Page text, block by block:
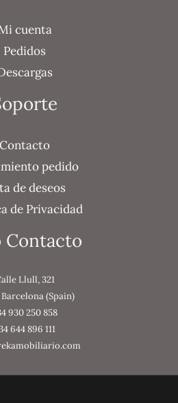
cuenta
Pedidos
Contacto
pedido
de deseos
de Privacidad
Contacto
Llull, 321
(Spain)
930 250 858
644 896 111